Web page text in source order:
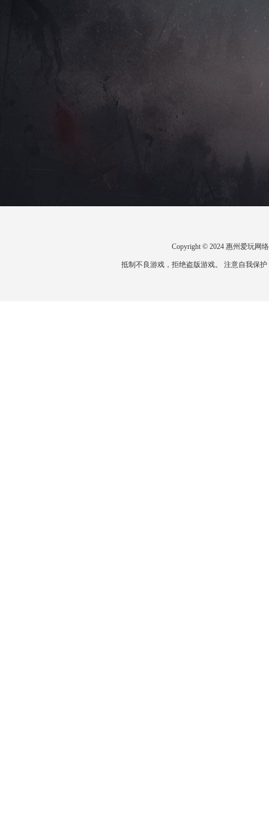
Copyright © 2024 惠州爱玩网
抵制不良游戏，拒绝盗版游戏。 注意自我保